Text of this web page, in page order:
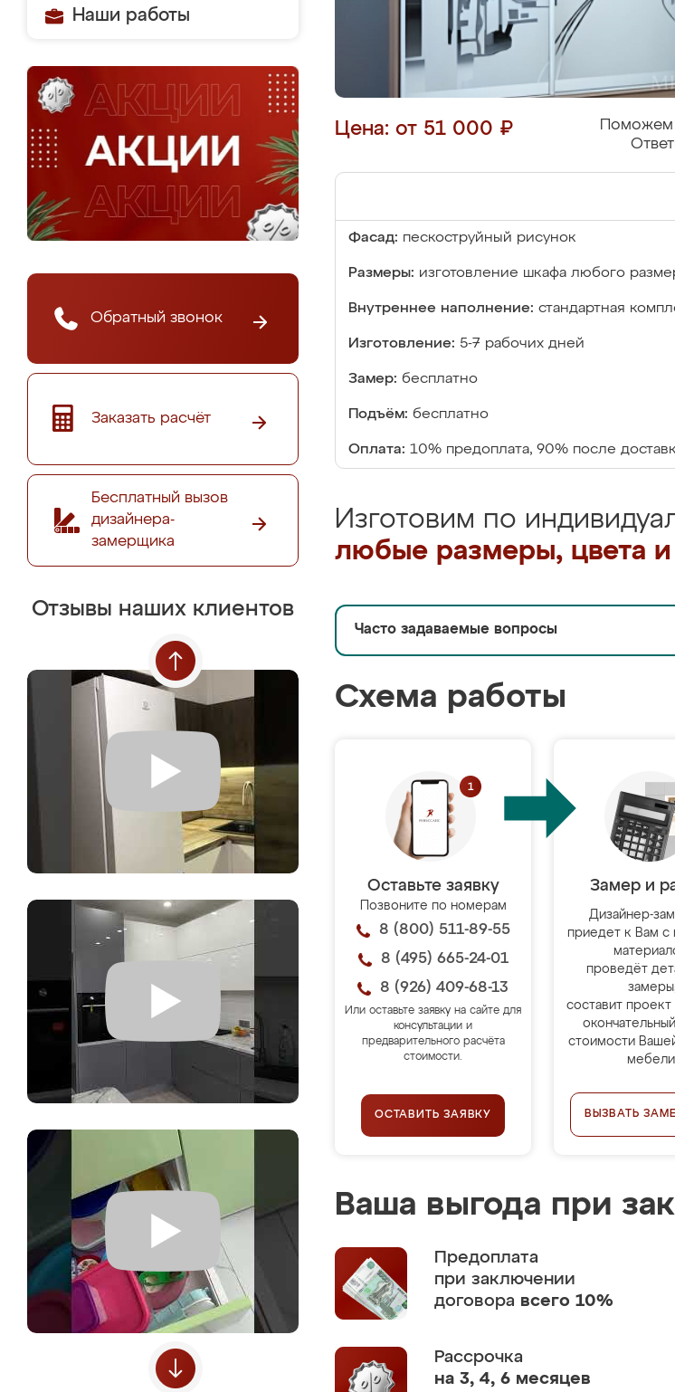
Наши работы
Обратный звонок
Заказать расчёт
Бесплатный вызов
дизайнера-
замерщика
Отзывы наших клиентов
Цена: от 51 000 ₽
Поможем
Фасад: пескоструйный рисунок
Размеры: изготовление шкафа любого
Внутреннее наполнение: стандартная
Изготовление: 5-7 рабочих дней
Замер: бесплатно
Подъём: бесплатно
Оплата: 10% предоплата, 90% после
Изготовим по
любые размеры, цвета
Часто задаваемые вопросы
Схема работы
Оставьте заявку
Позвоните по номерам
8 (800) 511-89-55
8 (495) 665-24-01
8 (926) 409-68-13
Или оставьте заявку на сайте для
консультации и
предварительного расчёта
стоимости.
ОСТАВИТЬ ЗАЯВКУ
Замер и
Дизайнер-
приедет к Вам с
проведёт
составит
стоимости
ВЫЗВАТЬ
Ваша выгода при
Предоплата
при заключении
договора всего 10%
Рассрочка
на 3, 4, 6 месяцев